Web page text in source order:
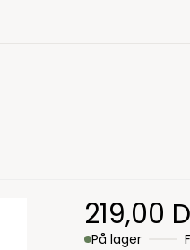
219,00
På lager